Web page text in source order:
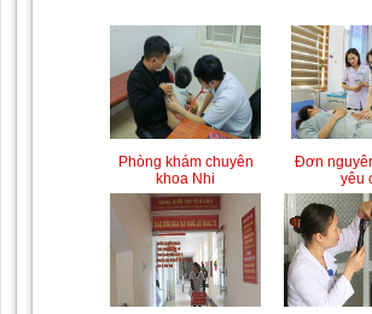
Phòng khám chuyên
khoa Nhi
Đơn
yêu